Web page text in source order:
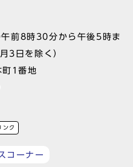
前8時30分から午後5時ま
3日を除く）
1番地
ンク
コーナー